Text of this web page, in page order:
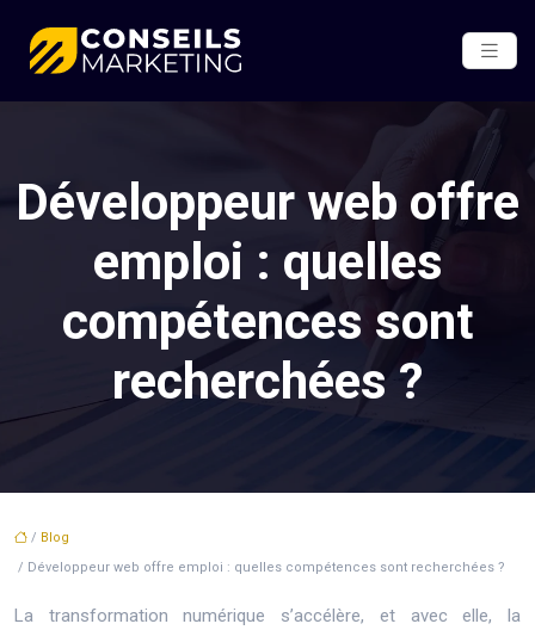
Développeur web offre
emploi : quelles
compétences sont
recherchées ?
/ Blog
/ Développeur web offre emploi : quelles compétences sont recherchées ?
La transformation numérique s’accélère, et avec elle, la